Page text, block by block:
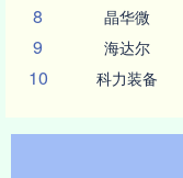
8 晶华微
9 海达尔
10 科力装备